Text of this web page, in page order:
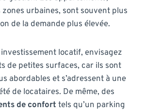
urbaines, sont souvent plus
de la demande plus élevée.
locatif, envisagez
de petites surfaces, car ils sont
abordables et s’adressent à une
de locataires. De même, des
de confort tels qu’un parking